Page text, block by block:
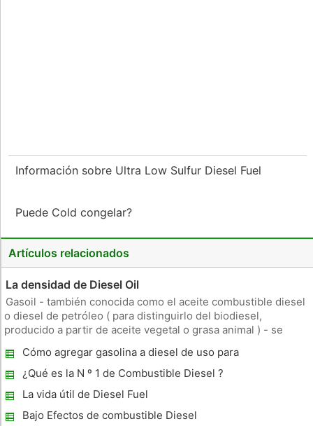
Información sobre Ultra Low Sulfur Diesel Fuel
Puede Cold congelar?
Artículos relacionados
La densidad de Diesel Oil
Gasoil - también conocida como el aceite combustible diesel
o diesel de petróleo ( para distinguirlo del biodiesel,
producido a partir de aceite vegetal o grasa animal ) - se
crudo. ¿Qué es la densidad Diesel Oil ? La densidad es la
relac
Cómo agregar gasolina a diesel de uso para
combustible
¿Qué es la N º 1 de Combustible Diesel ?
La vida útil de Diesel Fuel
Bajo Efectos de combustible Diesel